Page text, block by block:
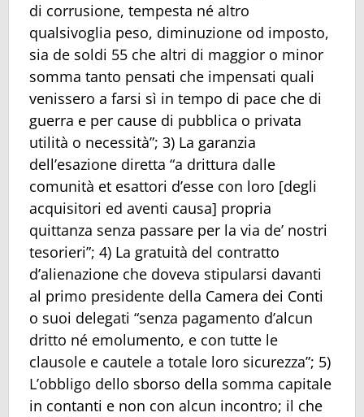
di corrusione, tempesta né altro
qualsivoglia peso, diminuzione od imposto,
sia de soldi 55 che altri di maggior o minor
somma tanto pensati che impensati quali
venissero a farsi sì in tempo di pace che di
guerra e per cause di pubblica o privata
utilità o necessità”; 3) La garanzia
dell’esazione diretta “a drittura dalle
comunità et esattori d’esse con loro [degli
acquisitori ed aventi causa] propria
quittanza senza passare per la via de’ nostri
tesorieri”; 4) La gratuità del contratto
d’alienazione che doveva stipularsi davanti
al primo presidente della Camera dei Conti
o suoi delegati “senza pagamento d’alcun
dritto né emolumento, e con tutte le
clausole e cautele a totale loro sicurezza”; 5)
L’obbligo dello sborso della somma capitale
in contanti e non con alcun incontro; il che